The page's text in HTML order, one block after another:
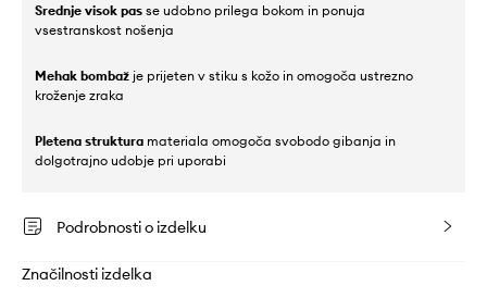
Srednje visok pas se udobno prilega bokom in ponuja
vsestranskost nošenja
Mehak bombaž je prijeten v stiku s kožo in omogoča ustrezno
kroženje zraka
Pletena struktura materiala omogoča svobodo gibanja in
dolgotrajno udobje pri uporabi
Podrobnosti o izdelku
Značilnosti izdelka